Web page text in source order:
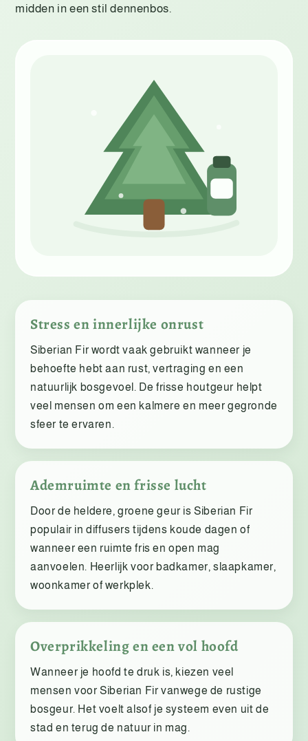
midden in een stil dennenbos.
Stress en innerlijke onrust
Siberian Fir wordt vaak gebruikt wanneer je
behoefte hebt aan rust, vertraging en een
natuurlijk bosgevoel. De frisse houtgeur helpt
veel mensen om een kalmere en meer gegronde
sfeer te ervaren.
Ademruimte en frisse lucht
Door de heldere, groene geur is Siberian Fir
populair in diffusers tijdens koude dagen of
wanneer een ruimte fris en open mag
aanvoelen. Heerlijk voor badkamer, slaapkamer,
woonkamer of werkplek.
Overprikkeling en een vol hoofd
Wanneer je hoofd te druk is, kiezen veel
mensen voor Siberian Fir vanwege de rustige
bosgeur. Het voelt alsof je systeem even uit de
stad en terug de natuur in mag.